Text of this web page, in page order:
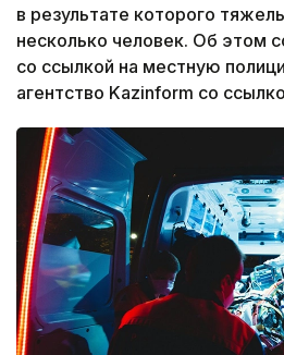
в результате которого
несколько человек. Об этом
со ссылкой на местную
агентство Kazinform со